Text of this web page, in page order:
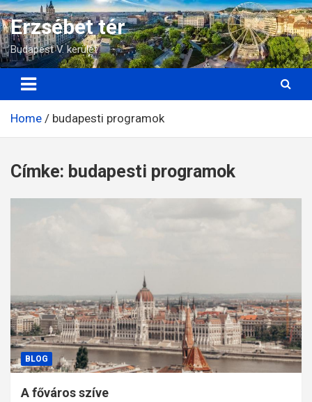
Skip
to
content
Erzsébet tér
Budapest V. kerület
Home budapesti programok
Címke: budapesti programok
BLOG
A főváros szíve